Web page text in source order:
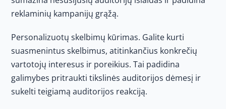
reklaminių kampanijų grąžą.
Personalizuotų skelbimų kūrimas. Galite kurti
suasmenintus skelbimus, atitinkančius konkrečių
vartotojų interesus ir poreikius. Tai padidina
galimybes pritraukti tikslinės auditorijos dėmesį ir
sukelti teigiamą auditorijos reakciją.